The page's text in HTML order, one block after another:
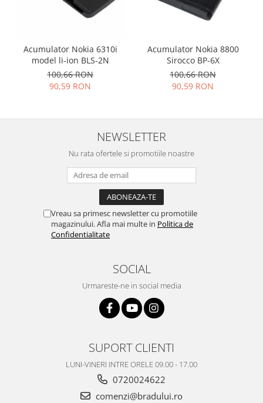
Acumulator Nokia 6310i
model li-ion BLS-2N
100,66 RON
90,59 RON
Acumulator Nokia 8800
Sirocco BP-6X
100,66 RON
90,59 RON
NEWSLETTER
Nu rata ofertele si promotiile noastre
Vreau sa primesc newsletter cu promotiile
magazinului. Afla mai multe in Politica de
Confidentialitate
SOCIAL
Urmareste-ne in social media
SUPORT CLIENTI
LUNI-VINERI INTRE ORELE 09.00 - 17.00
0720024622
comenzi@bradului.ro